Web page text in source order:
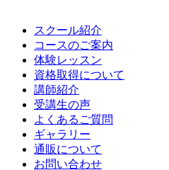
スクール紹介
コースのご案内
体験レッスン
資格取得について
講師紹介
受講生の声
よくあるご質問
ギャラリー
通販について
お問い合わせ